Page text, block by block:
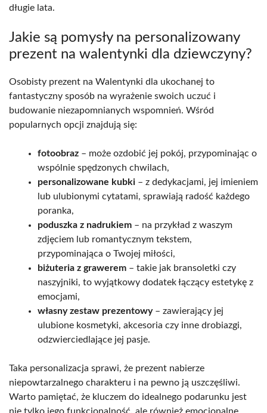
długie lata.
Jakie są pomysły na personalizowany
prezent na walentynki dla dziewczyny?
Osobisty prezent na Walentynki dla ukochanej to
fantastyczny sposób na wyrażenie swoich uczuć i
budowanie niezapomnianych wspomnień. Wśród
popularnych opcji znajdują się:
fotoobraz – może ozdobić jej pokój, przypominając o
wspólnie spędzonych chwilach,
personalizowane kubki – z dedykacjami, jej imieniem
lub ulubionymi cytatami, sprawiają radość każdego
poranka,
poduszka z nadrukiem – na przykład z waszym
zdjęciem lub romantycznym tekstem,
przypominająca o Twojej miłości,
biżuteria z grawerem – takie jak bransoletki czy
naszyjniki, to wyjątkowy dodatek łączący estetykę z
emocjami,
własny zestaw prezentowy– zawierający jej
ulubione kosmetyki, akcesoria czy inne drobiazgi,
odzwierciedlające jej pasje.
Taka personalizacja sprawi, że prezent nabierze
niepowtarzalnego charakteru i na pewno ją uszczęśliwi.
Warto pamiętać, że kluczem do idealnego podarunku jest
nie tylko jego funkcjonalność, ale również emocjonalne